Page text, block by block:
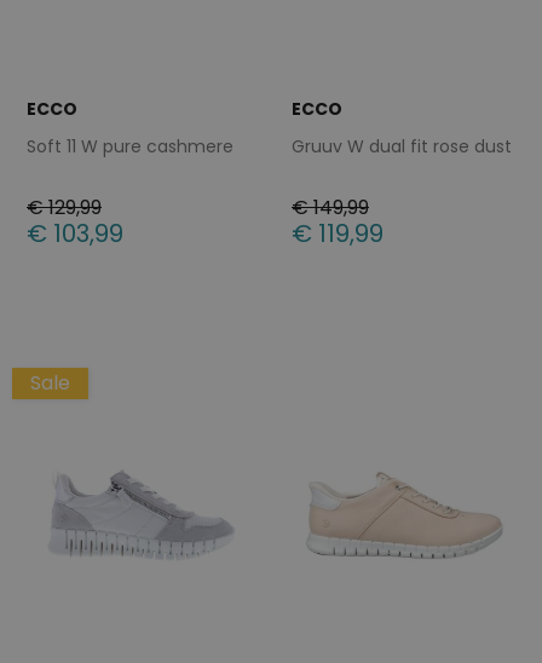
ECCO
Soft 11 W pure cashmere
€ 129,99
€ 103,99
ECCO
Gruuv W dual fit rose dust
€ 149,99
€ 119,99
Sale